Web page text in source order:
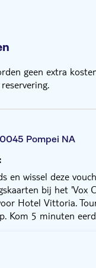
geen extra
Pompei NA
en wissel deze
bij het 'Vox
Hotel Vittoria.
Kom 5 minuten